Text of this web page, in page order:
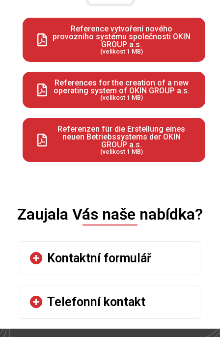
Reference vytvoření nového
provozního systému společnosti OKIN
GROUP a.s.
(velikost 1 MB)
References for the creation of a new
operating system of OKIN GROUP a.s.
(velikost 1 MB)
Referenzen für die Erstellung eines
neuen Betriebssystems der OKIN
GROUP a.s.
(velikost 1 MB)
Zaujala Vás naše nabídka?
Kontaktní formulář
Telefonní kontakt